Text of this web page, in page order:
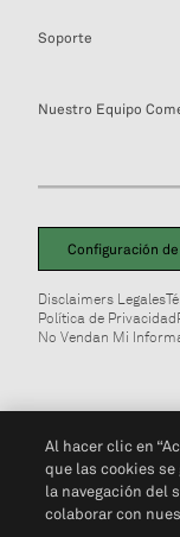
Soporte
Nuestro Equipo
Configuración
Disclaimers Legales
Política de Privacidad
No Vendan Mi
Al hacer clic en
que las cookies
la navegación del
colaborar con